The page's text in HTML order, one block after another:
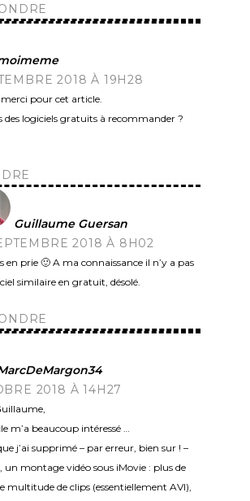
2018 À 19H28
pour cet article.
des logiciels gratuits à recommander ?
Guillaume Guersan
2018 À 8H02
en prie 🙂 A ma connaissance il n’y a pas
similaire en gratuit, désolé.
2018 À 14H27
m’a beaucoup intéressé …
j’ai supprimé – par erreur, bien sur ! –
un montage vidéo sous iMovie : plus de
multitude de clips (essentiellement AVI),